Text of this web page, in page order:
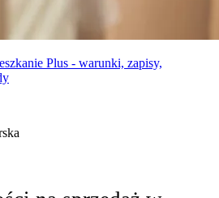
Plus - warunki, zapisy,